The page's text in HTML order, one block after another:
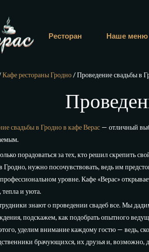
Ресторан Наше меню
Кафе рестораны Гродно/ Проведение свадьбы в
свадьбы в Гродно в кафе Верас — отличный
порадоваться за тех, кто решил скрепить
Гродно, нужно посочувствовать, ведь им
уровне. Кафе «Верас»
и уюта.
знают о проведении свадеб все. Мы
подскажем, как подобрать опытного
уделим внимание каждому гостю — ведь,
брачующихся, их друзья и, возможно,